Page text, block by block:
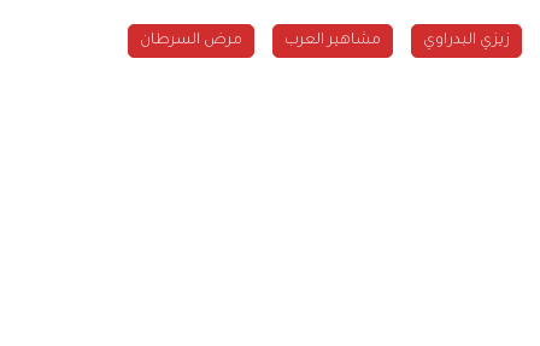
زيزي البدراوي مشاهير العرب مرض السرطان